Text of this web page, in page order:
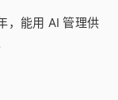
，能用 AI 管理供